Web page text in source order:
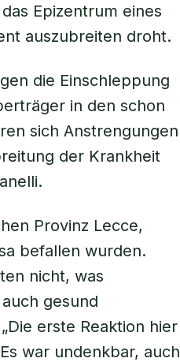
Epizentrum eines
auszubreiten droht.
die Einschleppung
in den schon
sich Anstrengungen
der Krankheit
Provinz Lecce,
befallen wurden.
nicht, was
gesund
erste Reaktion hier
war undenkbar, auch